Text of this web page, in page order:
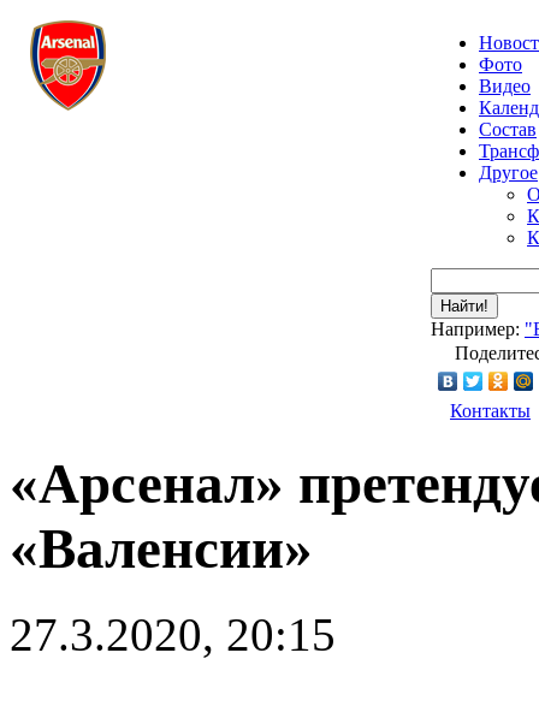
Фото
Видео
Состав
Другое
Найти!
Например:
Контакты
«Арсенал»
«Валенсии»
27.3.2020, 20:15